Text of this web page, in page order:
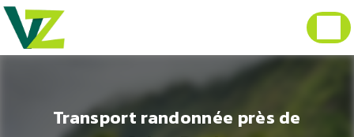
Transport randonnée près de
Panneau de gestion des cookies